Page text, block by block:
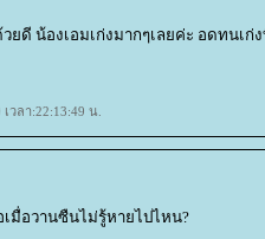
ยดี น้องเอมเก่งมากๆเลยค่ะ อดทนเก่
วลา:22:13:49 น.
มื่อวานซืนไม่รู้หายไปไหน?